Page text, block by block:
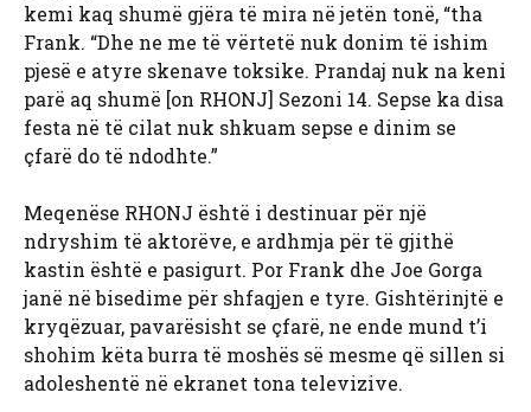
kemi kaq shumë gjëra të mira në jetën tonë, “tha
Frank. “Dhe ne me të vërtetë nuk donim të ishim
pjesë e atyre skenave toksike. Prandaj nuk na keni
parë aq shumë [on RHONJ] Sezoni 14. Sepse ka disa
festa në të cilat nuk shkuam sepse e dinim se
çfarë do të ndodhte.”
Meqenëse RHONJ është i destinuar për një
ndryshim të aktorëve, e ardhmja për të gjithë
kastin është e pasigurt. Por Frank dhe Joe Gorga
janë në bisedime për shfaqjen e tyre. Gishtërinjtë e
kryqëzuar, pavarësisht se çfarë, ne ende mund t’i
shohim këta burra të moshës së mesme që sillen si
adoleshentë në ekranet tona televizive.